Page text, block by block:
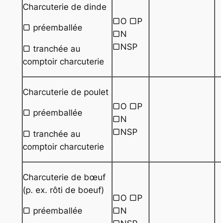
Charcuterie de dinde
▢ préemballée
▢ tranchée au
comptoir charcuterie
▢O ▢P
▢N
▢NSP
Charcuterie de poulet
▢ préemballée
▢ tranchée au
comptoir charcuterie
▢O ▢P
▢N
▢NSP
Charcuterie de bœuf
(p. ex. rôti de boeuf)
▢ préemballée
▢O ▢P
▢N